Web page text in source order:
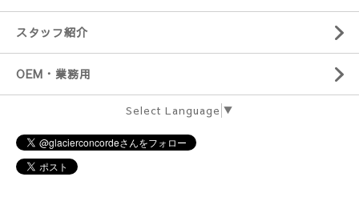
スタッフ紹介
OEM・業務用
Select Language ▼